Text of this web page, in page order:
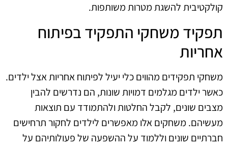
קולקטיבית להשגת מטרות משותפות.
תפקיד משחקי התפקיד בפיתוח
אחריות
משחקי תפקידים מהווים כלי יעיל לפיתוח אחריות אצל ילדים.
כאשר ילדים מגלמים דמויות שונות, הם נדרשים להבין
מצבים שונים, לקבל החלטות ולהתמודד עם תוצאות
מעשיהם. משחקים אלו מאפשרים לילדים לחקור תרחישים
חברתיים שונים וללמוד על ההשפעה של פעולותיהם על